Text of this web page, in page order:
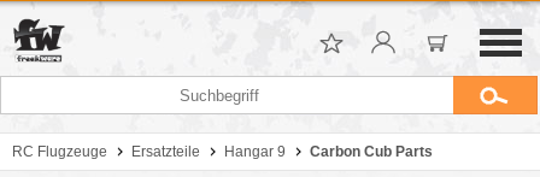
RC Flugzeuge Ersatzteile Hangar 9 Carbon Cub Parts